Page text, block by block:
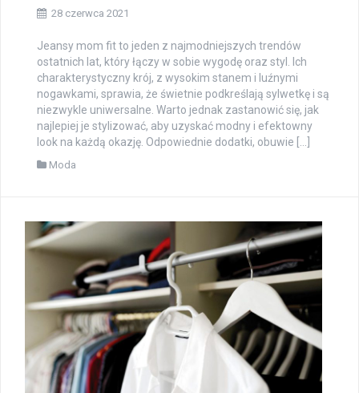
28 czerwca 2021
Jeansy mom fit to jeden z najmodniejszych trendów
ostatnich lat, który łączy w sobie wygodę oraz styl. Ich
charakterystyczny krój, z wysokim stanem i luźnymi
nogawkami, sprawia, że świetnie podkreślają sylwetkę i są
niezwykle uniwersalne. Warto jednak zastanowić się, jak
najlepiej je stylizować, aby uzyskać modny i efektowny
look na każdą okazję. Odpowiednie dodatki, obuwie […]
Moda